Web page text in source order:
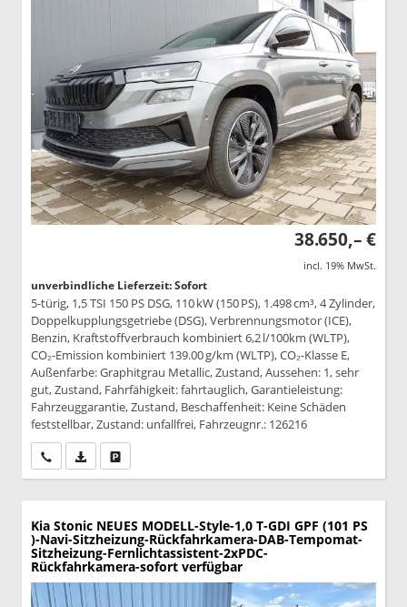
38.650,– €
incl. 19% MwSt.
unverbindliche Lieferzeit: Sofort
5-türig, 1,5 TSI 150 PS DSG, 110 kW (150 PS), 1.498 cm³, 4 Zylinder,
Doppelkupplungsgetriebe (DSG), Verbrennungsmotor (ICE),
Benzin, Kraftstoffverbrauch kombiniert 6,2 l/100km (WLTP),
CO₂-Emission kombiniert 139.00 g/km (WLTP), CO₂-Klasse E,
Außenfarbe: Graphitgrau Metallic, Zustand, Aussehen: 1, sehr
gut, Zustand, Fahrfähigkeit: fahrtauglich, Garantieleistung:
Fahrzeuggarantie, Zustand, Beschaffenheit: Keine Schäden
feststellbar, Zustand: unfallfrei, Fahrzeugnr.: 126216
Wir rufen Sie anPDF-Datei, Fahrzeugexposé drucken
Kia Stonic NEUES MODELL-Style-1,0 T-GDI GPF (101 PS
)-Navi-Sitzheizung-Rückfahrkamera-DAB-Tempomat-
Sitzheizung-Fernlichtassistent-2xPDC-
Rückfahrkamera-sofort verfügbar